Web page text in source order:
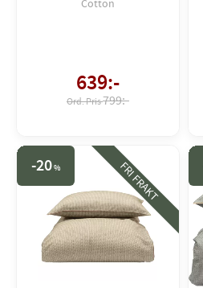
Cotton
639:-
799:-
20% FRI FRAKT